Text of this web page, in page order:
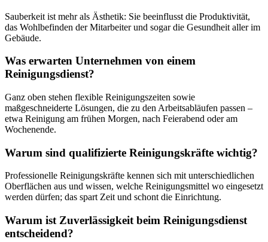
Sauberkeit ist mehr als Ästhetik: Sie beeinflusst die Produktivität,
das Wohlbefinden der Mitarbeiter und sogar die Gesundheit aller im
Gebäude.
Was erwarten Unternehmen von einem
Reinigungsdienst?
Ganz oben stehen flexible Reinigungszeiten sowie
maßgeschneiderte Lösungen, die zu den Arbeitsabläufen passen –
etwa Reinigung am frühen Morgen, nach Feierabend oder am
Wochenende.
Warum sind qualifizierte Reinigungskräfte wichtig?
Professionelle Reinigungskräfte kennen sich mit unterschiedlichen
Oberflächen aus und wissen, welche Reinigungsmittel wo eingesetzt
werden dürfen; das spart Zeit und schont die Einrichtung.
Warum ist Zuverlässigkeit beim Reinigungsdienst
entscheidend?